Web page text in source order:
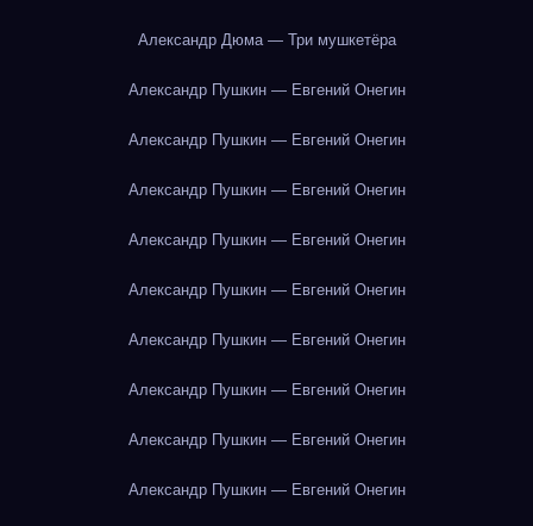
Александр Дюма — Три мушкетёра
Александр Пушкин — Евгений Онегин
Александр Пушкин — Евгений Онегин
Александр Пушкин — Евгений Онегин
Александр Пушкин — Евгений Онегин
Александр Пушкин — Евгений Онегин
Александр Пушкин — Евгений Онегин
Александр Пушкин — Евгений Онегин
Александр Пушкин — Евгений Онегин
Александр Пушкин — Евгений Онегин